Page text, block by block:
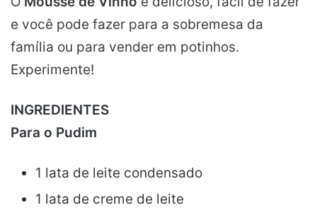
e você pode fazer para a sobremesa da
família ou para vender em potinhos.
Experimente!
INGREDIENTES
Para o Pudim
1 lata de leite condensado
1 lata de creme de leite